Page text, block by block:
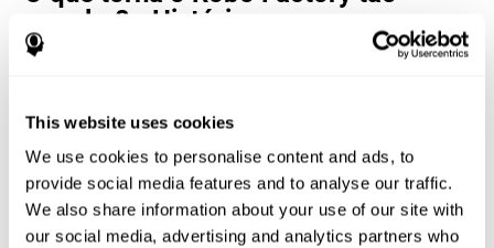
This website uses cookies
We use cookies to personalise content and ads, to
provide social media features and to analyse our traffic.
We also share information about your use of our site with
our social media, advertising and analytics partners who
popular? - História
Jogos de velocidade de estimativa e processamento, como o
corretas mais rápidas aos alvos e mantém o usuário entretido
Como o jogo mental “Robo Factory”
melhora minhas habilidades
cognitivas?